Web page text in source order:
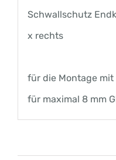
Schwallschutz
x rechts
für die Montage mit
für maximal 8 mm